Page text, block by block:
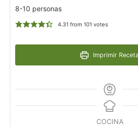
8-10 personas
4.31 from 101 votes
Imprimir
COCINA